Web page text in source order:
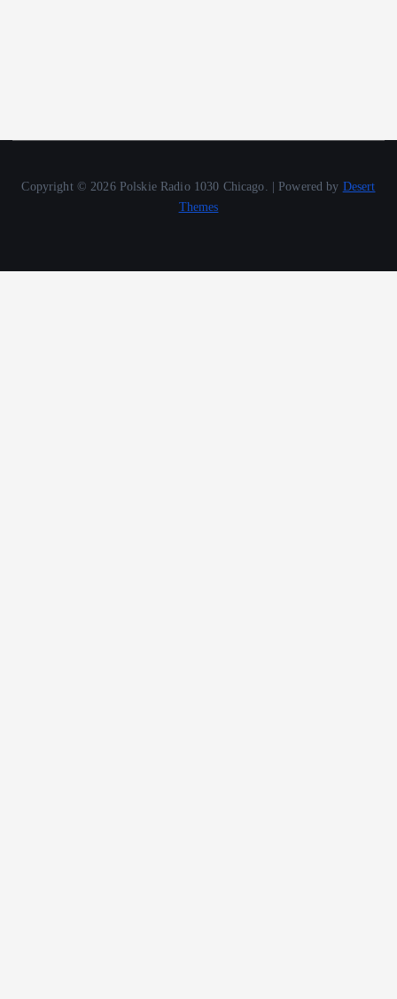
Copyright © 2026 Polskie Radio 1030 Chicago. | Powered by Desert
Themes